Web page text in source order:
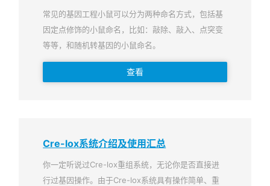
常见的基因工程小鼠可以分为两种命名方式，包括基
因定点修饰的小鼠命名，比如：敲除、敲入、点突变
等等，和随机转基因的小鼠命名。
查看
Cre-lox系统介绍及使用汇总
你一定听说过Cre-lox重组系统，无论你是否直接进
行过基因操作。由于Cre-lox系统具有操作简单、重